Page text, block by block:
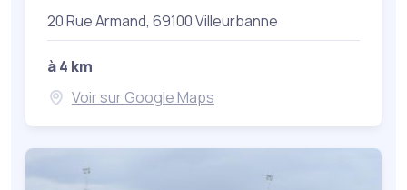
20 Rue Armand, 69100 Villeurbanne
à 4 km
Voir sur Google Maps